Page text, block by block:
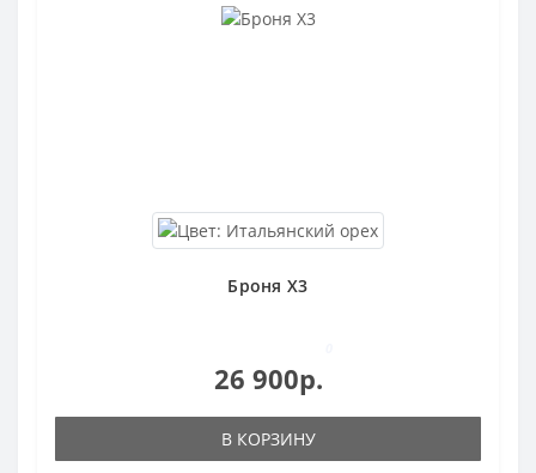
Броня X3
26 900р.
В КОРЗИНУ